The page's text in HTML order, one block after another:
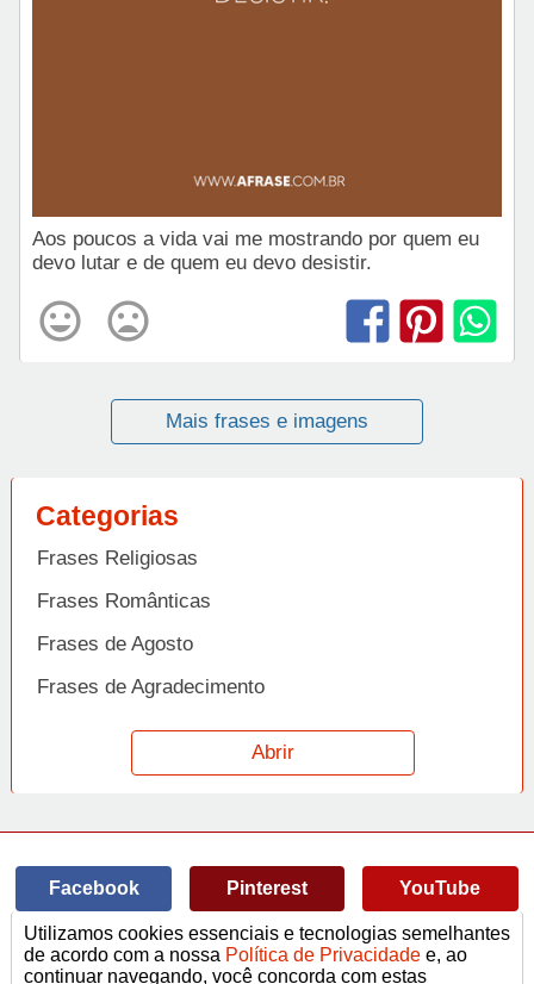
Aos poucos a vida vai me mostrando por quem eu
devo lutar e de quem eu devo desistir.
Mais frases e imagens
Categorias
Frases Religiosas
Frases Românticas
Frases de Agosto
Frases de Agradecimento
Frases de Amizade
Frases de Amor
Frases de Arrependimento
Frases de Atitude
Abrir
Facebook Pinterest YouTube
© Copyright 2014-2022A Frase.
Utilizamos cookies essenciais e tecnologias semelhantes
de acordo com a nossa Política de Privacidade e, ao
continuar navegando, você concorda com estas